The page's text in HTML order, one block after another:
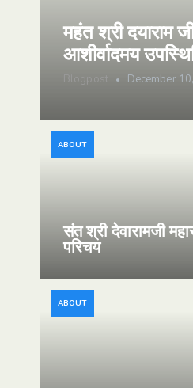
महंत श्री दयाराम
आशीर्वादमय
Blogpost December
संत श्री देवारामजी
परिचय
ABOUT
ABOUT